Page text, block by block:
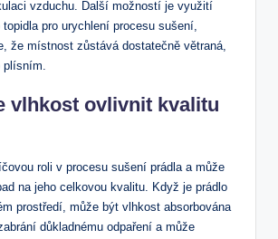
vzduchu. Další možností je využití
topidla pro urychlení procesu sušení,
že místnost zůstává dostatečně větraná,
plísním.
vlhkost ovlivnit kvalitu
roli v procesu sušení prádla a může
na jeho celkovou kvalitu. Když je prádlo
prostředí, může být vlhkost absorbována
důkladnému odpaření a může